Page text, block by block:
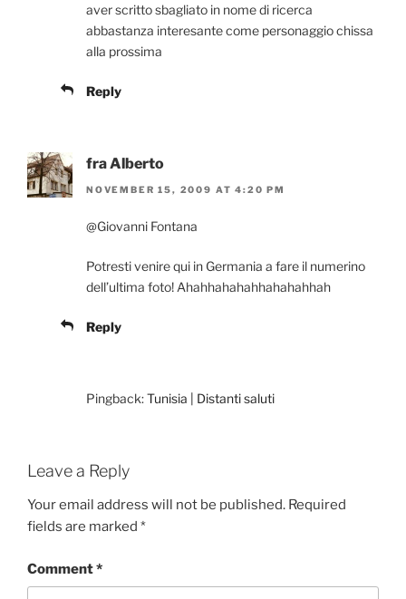
aver scritto sbagliato in nome di ricerca
abbastanza interesante come personaggio chissa
alla prossima
Reply
fra Alberto
NOVEMBER 15, 2009 AT 4:20 PM
@Giovanni Fontana
Potresti venire qui in Germania a fare il numerino
dell’ultima foto! Ahahhahahahhahahahhah
Reply
Pingback:Tunisia | Distanti saluti
Leave a Reply
Your email address will not be published. Required
fields are marked *
Comment*